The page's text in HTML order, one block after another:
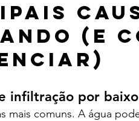
(e
infiltração por
mais comuns. A água